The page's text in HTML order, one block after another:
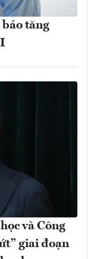
tăng
và Công
giai đoạn